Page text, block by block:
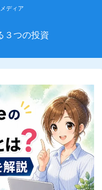
ディア
３つの投資